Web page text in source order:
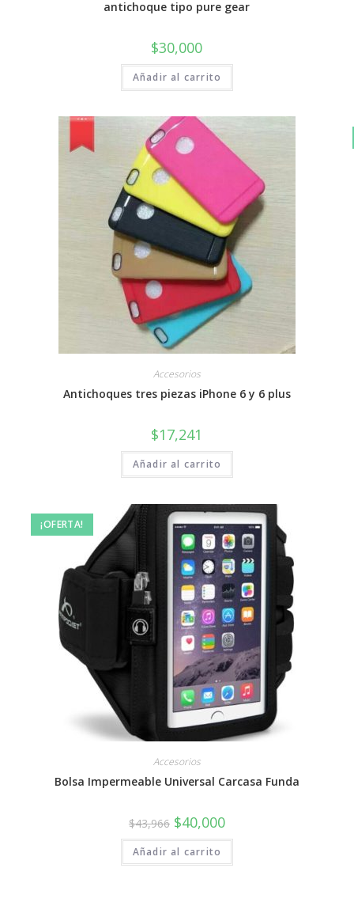
antichoque tipo pure gear
$30,000
Añadir al carrito
Accesorios
Antichoques tres piezas iPhone 6 y 6 plus
$17,241
Añadir al carrito
¡OFERTA!
Accesorios
Bolsa Impermeable Universal Carcasa Funda
$43,966 $40,000
Añadir al carrito